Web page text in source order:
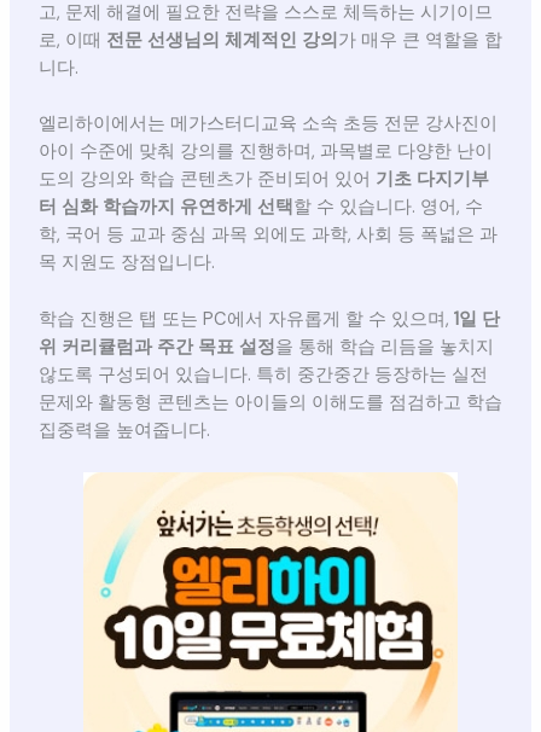
고, 문제 해결에 필요한 전략을 스스로 체득하는 시기이므
로, 이때 전문 선생님의 체계적인 강의 가 매우 큰 역할을 합
니다.
엘리하이에서는 메가스터디교육 소속 초등 전문 강사진이
아이 수준에 맞춰 강의를 진행하며, 과목별로 다양한 난이
도의 강의와 학습 콘텐츠가 준비되어 있어 기초 다지기부
터 심화 학습까지 유연하게 선택 할 수 있습니다. 영어, 수
학, 국어 등 교과 중심 과목 외에도 과학, 사회 등 폭넓은 과
목 지원도 장점입니다.
학습 진행은 탭 또는 PC에서 자유롭게 할 수 있으며, 1일 단
위 커리큘럼과 주간 목표 설정을 통해 학습 리듬을 놓치지
않도록 구성되어 있습니다. 특히 중간중간 등장하는 실전
문제와 활동형 콘텐츠는 아이들의 이해도를 점검하고 학습
집중력을 높여줍니다.